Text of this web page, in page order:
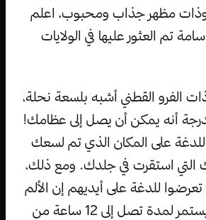
وذات مظهر جذاب ومحبوب، اعلم
سامة تم العثور عليها في الولايات
الفرو القطني أشبه بلسعة نحلة،
أنه يمكن أن يصل إلى عظامك!
على المكان الذي تم لسعك
التي استقرت في جلدك. ومع ذلك،
للدغة على أيديهم إن الألم
ينتشر إلى الكتف ويستمر لمدة تصل إلى 12 ساعة من